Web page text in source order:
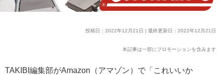
投稿日：2022年12月21日 | 最終更新日：2022年12月21日
本記事は一部にプロモーションを含みます
TAKIBI編集部がAmazon（アマゾン）で「これいいか